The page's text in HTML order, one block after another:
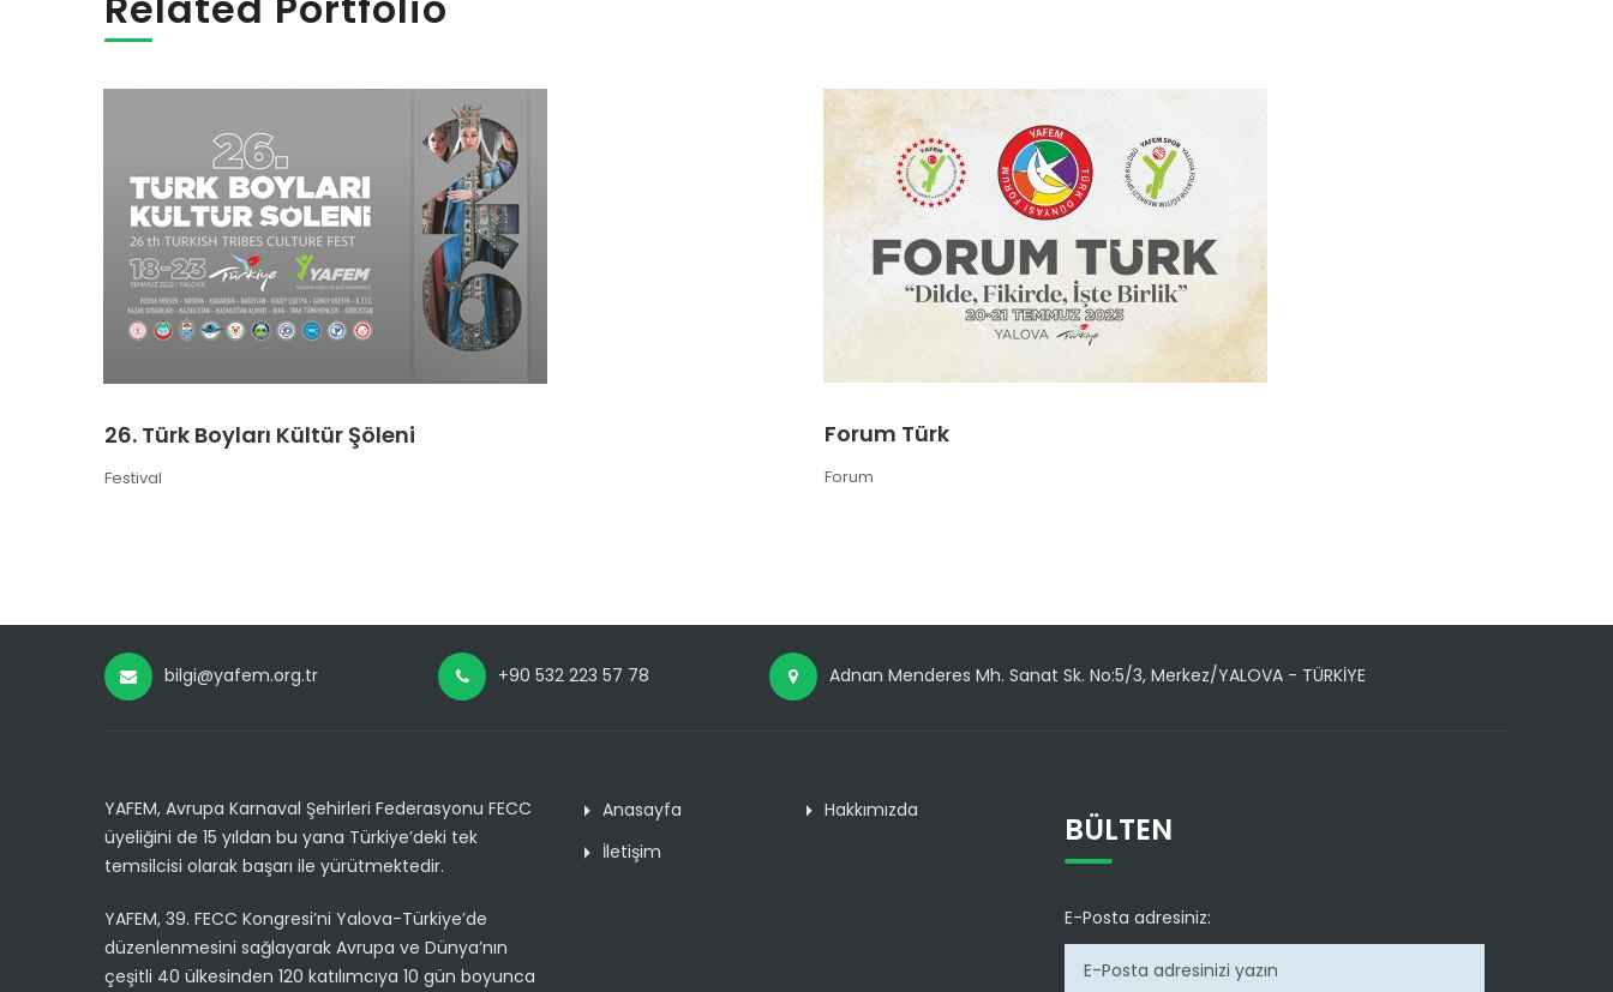
26. Türk Boyları Kültür Şöleni
Festival
Forum Türk
Forum
bilgi@yafem.org.tr +90 532 223 57 78 Adnan Menderes Mh. Sanat Sk. No:5/3, Merkez/YALOVA - TÜRKİYE
YAFEM, Avrupa Karnaval Şehirleri Federasyonu FECC
üyeliğini de 15 yıldan bu yana Türkiye’deki tek
temsilcisi olarak başarı ile yürütmektedir.
YAFEM, 39. FECC Kongresi’ni Yalova-Türkiye’de
düzenlenmesini sağlayarak Avrupa ve Dünya’nın
çeşitli 40 ülkesinden 120 katılımcıya 10 gün boyunca
Anasayfa
Hakkımızda
İletişim
BÜLTEN
E-Posta adresiniz: